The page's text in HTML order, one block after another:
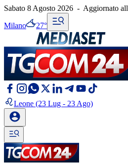
Sabato 8 Agosto 2026 - Aggiornato
Milano 27°
Leone (23 Lug - 23 Ago)